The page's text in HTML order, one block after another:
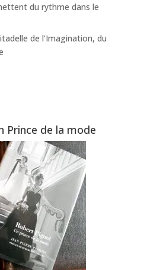
du rythme dans le
de l’Imagination, du
Prince de la mode